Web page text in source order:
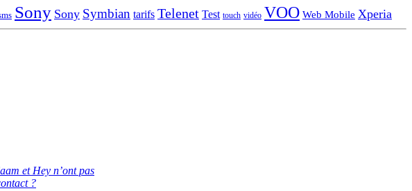
Sony Sony Symbian tarifs Telenet Test touch vidéo VOO Web Mobile Xperia
et Hey n’ont pas
?